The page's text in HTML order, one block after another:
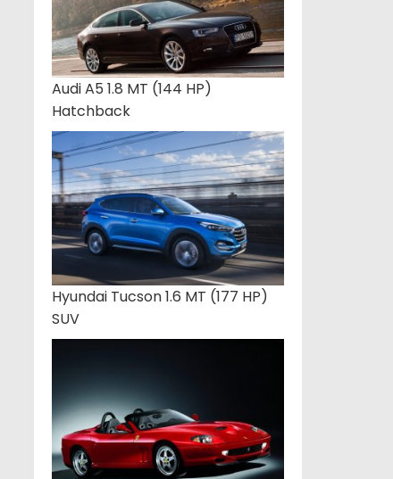
Audi A5 1.8 MT (144 HP)
Hatchback
Hyundai Tucson 1.6 MT (177 HP)
SUV